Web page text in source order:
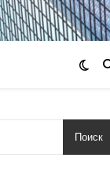
Поиск